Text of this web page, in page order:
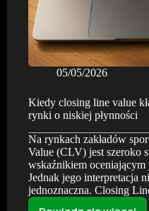
05/05/2026
Kiedy closing line value
rynki o niskiej płynności
Na rynkach zakładów
Value (CLV) jest szeroko
wskaźnikiem oceniającym
Jednak jego interpretacja
jednoznaczna. Closing